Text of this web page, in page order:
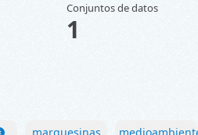
Conjuntos de datos
1